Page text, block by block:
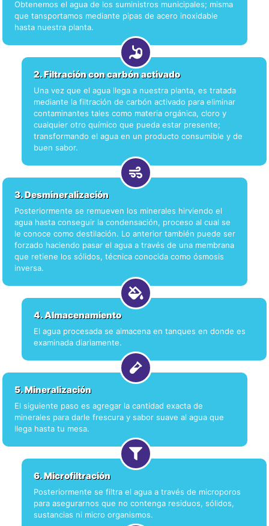
Obtenemos el agua de los suministros municipales; misma
que tansportamos mediante pipas de acero inoxidable
hasta nuestra planta.
2. Filtración con carbón activado
Una vez que el agua llega a nuestra planta, es tratada
mediante la filtración de carbón activado para eliminar
contaminantes tales como materia orgánica, cloro y
cualquier otro químico que pueda estar presente;
transformando el agua en un producto consumible y de
buen sabor.
3. Desmineralización
Posteriormente se remueven los minerales hirviendo el
agua hasta conseguir la condensación, proceso al cual se
le conoce como destilación. Lo anterior también puede ser
forzado haciendo pasar el agua a través de una membrana
que retiene los sólidos, técnica conocida como ósmosis
inversa.
4. Almacenamiento
El agua procesada se almacena en tanques en donde es
examinada diariamente.
5. Mineralización
El siguiente paso es agregar la cantidad exacta de
minerales para darle frescura y sabor suave al agua que
llega hasta tu mesa.
6. Microfiltración
Posteriormente se filtra el agua a través de microporos
para asegurarnos que no contenga residuos, sólidos,
sustancias ni micro organismos.